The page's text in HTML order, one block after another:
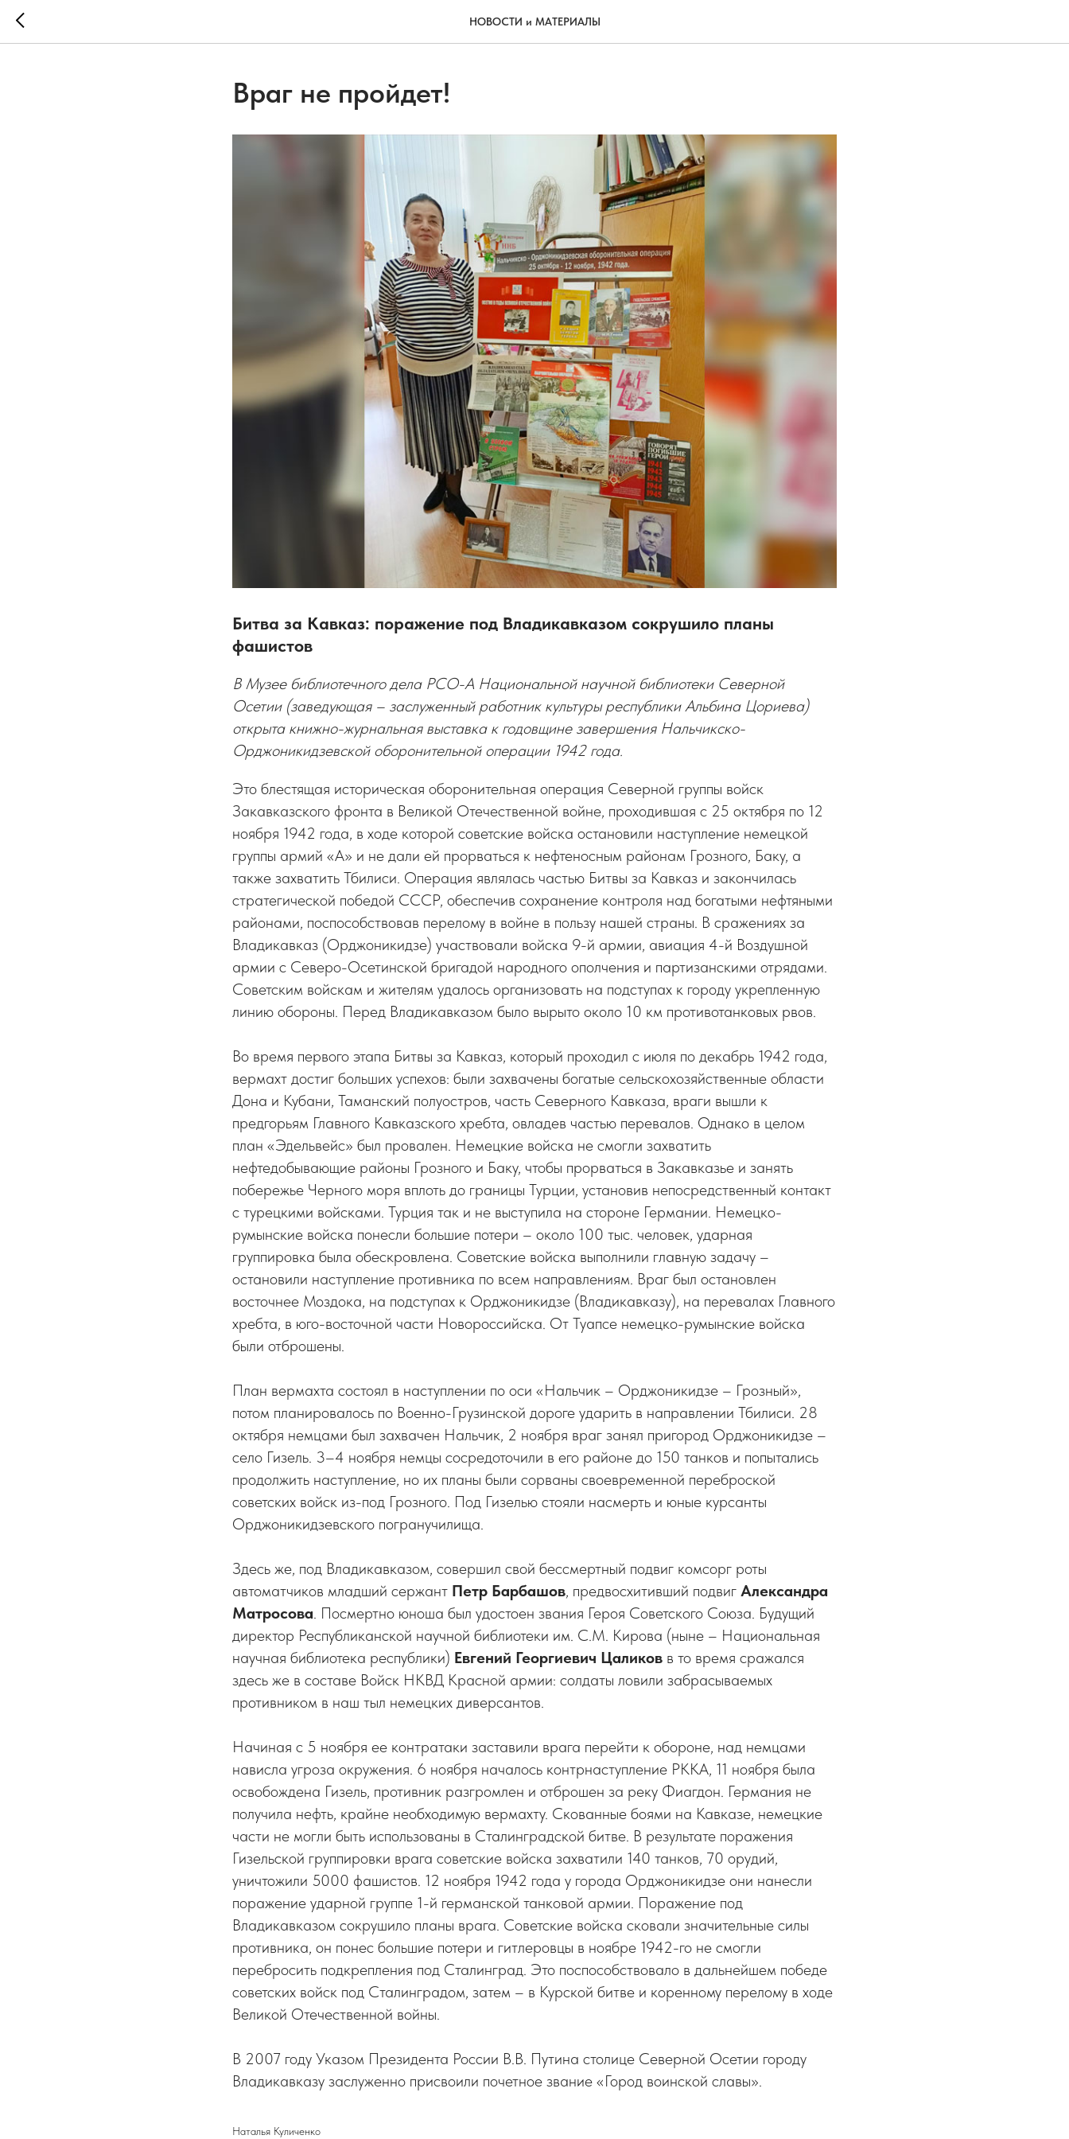
НОВОСТИ и МАТЕРИАЛЫ
Враг не пройдет!
Битва за Кавказ: поражение под Владикавказом сокрушило планы
фашистов
В Музее библиотечного дела РСО-А Национальной научной библиотеки Северной
Осетии (заведующая – заслуженный работник культуры республики Альбина Цориева)
открыта книжно-журнальная выставка к годовщине завершения Нальчикско-
Орджоникидзевской оборонительной операции 1942 года.
Это блестящая историческая оборонительная операция Северной группы войск
Закавказского фронта в Великой Отечественной войне, проходившая с 25 октября по 12
ноября 1942 года, в ходе которой советские войска остановили наступление немецкой
группы армий «А» и не дали ей прорваться к нефтеносным районам Грозного, Баку, а
также захватить Тбилиси. Операция являлась частью Битвы за Кавказ и закончилась
стратегической победой СССР, обеспечив сохранение контроля над богатыми нефтяными
районами, поспособствовав перелому в войне в пользу нашей страны. В сражениях за
Владикавказ (Орджоникидзе) участвовали войска 9-й армии, авиация 4-й Воздушной
армии с Северо-Осетинской бригадой народного ополчения и партизанскими отрядами.
Советским войскам и жителям удалось организовать на подступах к городу укрепленную
линию обороны. Перед Владикавказом было вырыто около 10 км противотанковых рвов.
Во время первого этапа Битвы за Кавказ, который проходил с июля по декабрь 1942 года,
вермахт достиг больших успехов: были захвачены богатые сельскохозяйственные области
Дона и Кубани, Таманский полуостров, часть Северного Кавказа, враги вышли к
предгорьям Главного Кавказского хребта, овладев частью перевалов. Однако в целом
план «Эдельвейс» был провален. Немецкие войска не смогли захватить
нефтедобывающие районы Грозного и Баку, чтобы прорваться в Закавказье и занять
побережье Черного моря вплоть до границы Турции, установив непосредственный контакт
с турецкими войсками. Турция так и не выступила на стороне Германии. Немецко-
румынские войска понесли большие потери – около 100 тыс. человек, ударная
группировка была обескровлена. Советские войска выполнили главную задачу –
остановили наступление противника по всем направлениям. Враг был остановлен
восточнее Моздока, на подступах к Орджоникидзе (Владикавказу), на перевалах Главного
хребта, в юго-восточной части Новороссийска. От Туапсе немецко-румынские войска
были отброшены.
План вермахта состоял в наступлении по оси «Нальчик – Орджоникидзе – Грозный»,
потом планировалось по Военно-Грузинской дороге ударить в направлении Тбилиси. 28
октября немцами был захвачен Нальчик, 2 ноября враг занял пригород Орджоникидзе –
село Гизель. 3–4 ноября немцы сосредоточили в его районе до 150 танков и попытались
продолжить наступление, но их планы были сорваны своевременной переброской
советских войск из-под Грозного. Под Гизелью стояли насмерть и юные курсанты
Орджоникидзевского погранучилища.
Здесь же, под Владикавказом, совершил свой бессмертный подвиг комсорг роты
автоматчиков младший сержант Петр Барбашов, предвосхитивший подвиг Александра
Матросова. Посмертно юноша был удостоен звания Героя Советского Союза. Будущий
директор Республиканской научной библиотеки им. С.М. Кирова (ныне – Национальная
научная библиотека республики) Евгений Георгиевич Цаликов в то время сражался
здесь же в составе Войск НКВД Красной армии: солдаты ловили забрасываемых
противником в наш тыл немецких диверсантов.
Начиная с 5 ноября ее контратаки заставили врага перейти к обороне, над немцами
нависла угроза окружения. 6 ноября началось контрнаступление РККА, 11 ноября была
освобождена Гизель, противник разгромлен и отброшен за реку Фиагдон. Германия не
получила нефть, крайне необходимую вермахту. Скованные боями на Кавказе, немецкие
части не могли быть использованы в Сталинградской битве. В результате поражения
Гизельской группировки врага советские войска захватили 140 танков, 70 орудий,
уничтожили 5000 фашистов. 12 ноября 1942 года у города Орджоникидзе они нанесли
поражение ударной группе 1-й германской танковой армии. Поражение под
Владикавказом сокрушило планы врага. Советские войска сковали значительные силы
противника, он понес большие потери и гитлеровцы в ноябре 1942-го не смогли
перебросить подкрепления под Сталинград. Это поспособствовало в дальнейшем победе
советских войск под Сталинградом, затем – в Курской битве и коренному перелому в ходе
Великой Отечественной войны.
В 2007 году Указом Президента России В.В. Путина столице Северной Осетии городу
Владикавказу заслуженно присвоили почетное звание «Город воинской славы».
Наталья Куличенко